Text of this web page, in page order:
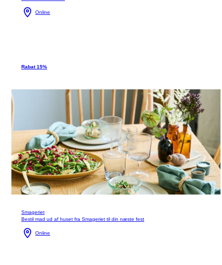
Online
Rabat 15%
Smageriet
Bestil mad ud af huset fra Smageriet til din næste fest
Online